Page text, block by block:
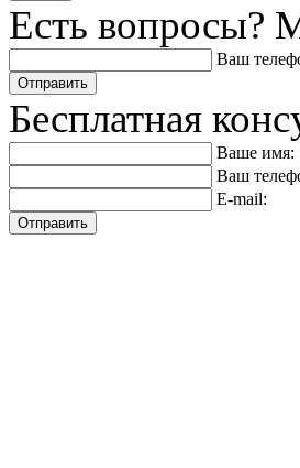
Есть вопросы?
Ваш
Отправить
Бесплатная
Ваше имя:
Ваш
E-mail:
Отправить